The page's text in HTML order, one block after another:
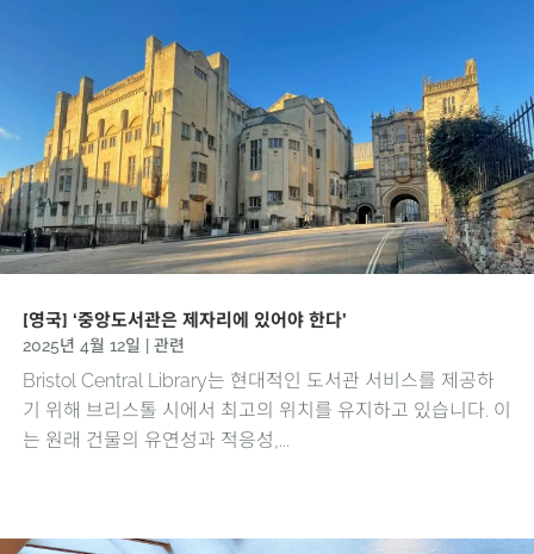
[영국] ‘중앙도서관은 제자리에 있어야 한다’
2025년 4월 12일 관련
Bristol Central Library는 현대적인 도서관 서비스를 제공하
기 위해 브리스톨 시에서 최고의 위치를 ​​유지하고 있습니다. 이
는 원래 건물의 유연성과 적응성,...